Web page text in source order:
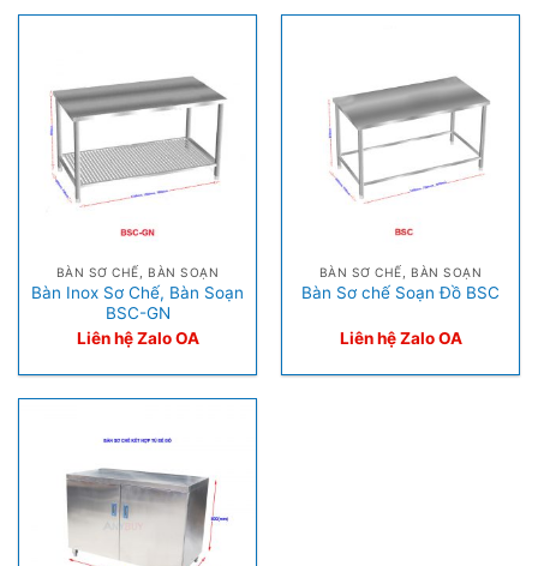
BÀN SƠ CHẾ, BÀN SOẠN
Bàn Inox Sơ Chế, Bàn Soạn
BSC-GN
Liên hệ Zalo OA
BÀN SƠ CHẾ, BÀN SOẠN
Bàn Sơ chế Soạn Đồ BSC
Liên hệ Zalo OA